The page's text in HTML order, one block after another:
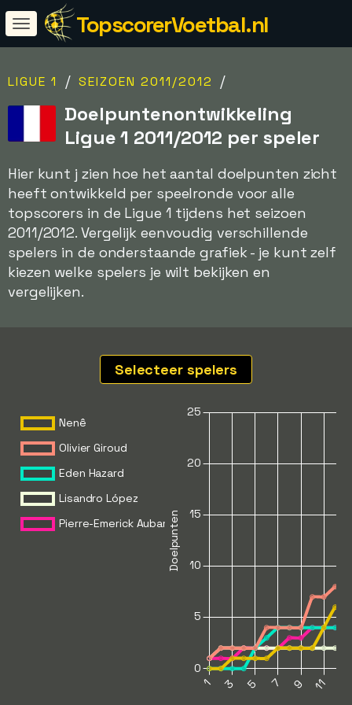
TopscorerVoetbal.nl
LIGUE 1 / SEIZOEN 2011/2012 /
Doelpuntenontwikkeling
Ligue 1 2011/2012 per speler
Hier kunt j zien hoe het aantal doelpunten zicht
heeft ontwikkeld per speelronde voor alle
topscorers in de Ligue 1 tijdens het seizoen
2011/2012. Vergelijk eenvoudig verschillende
spelers in de onderstaande grafiek - je kunt zelf
kiezen welke spelers je wilt bekijken en
vergelijken.
Selecteer spelers